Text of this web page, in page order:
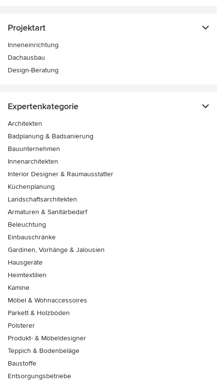
Projektart
Inneneinrichtung
Dachausbau
Design-Beratung
Expertenkategorie
Architekten
Badplanung & Badsanierung
Bauunternehmen
Innenarchitekten
Interior Designer & Raumausstatter
Küchenplanung
Landschaftsarchitekten
Armaturen & Sanitärbedarf
Beleuchtung
Einbauschränke
Gardinen, Vorhänge & Jalousien
Hausgeräte
Heimtextilien
Kamine
Möbel & Wohnaccessoires
Parkett & Holzböden
Polsterer
Produkt- & Möbeldesigner
Teppich & Bodenbeläge
Baustoffe
Entsorgungsbetriebe